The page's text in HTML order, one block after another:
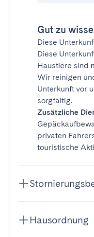
Gut zu
Diese
Diese
Haustiere sind
Wir reinigen
Unterkunft vor
sorgfältig.
Zusätzliche
privaten
touristische
Hausordnung